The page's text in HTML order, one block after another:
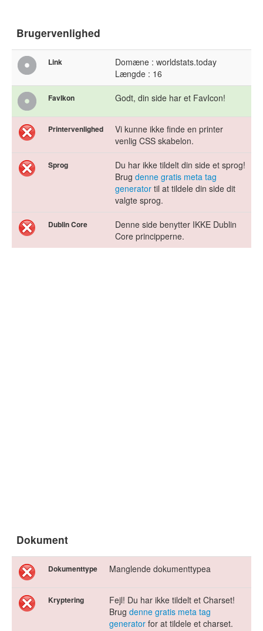
Brugervenlighed
Link
Domæne : worldstats.today
Længde : 16
FavIkon Godt, din side har et FavIcon!
Printervenlighed
Vi kunne ikke finde en printer
venlig CSS skabelon.
Sprog
Du har ikke tildelt din side et sprog!
Brug denne gratis meta tag
generator til at tildele din side dit
valgte sprog.
Dublin Core
Denne side benytter IKKE Dublin
Core principperne.
Dokument
Dokumenttype Manglende dokumenttypea
Kryptering
Fejl! Du har ikke tildelt et Charset!
Brug denne gratis meta tag
generator for at tildele et charset.